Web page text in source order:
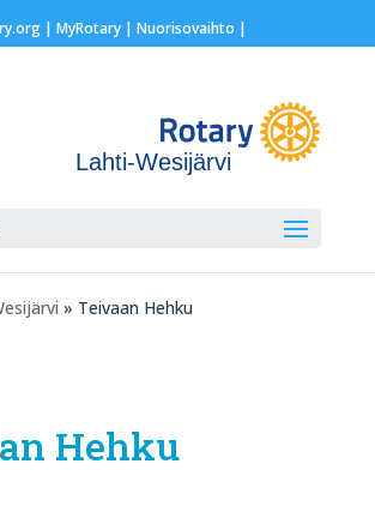
| MyRotary | Nuorisovaihto |
Lahti-Wesijärvi
» Teivaan Hehku
Hehku